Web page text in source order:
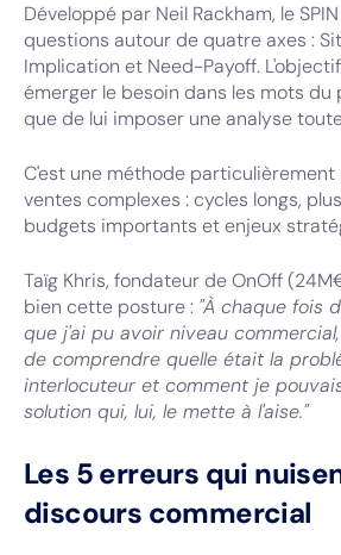
Développé par Neil Rackham, le
questions autour de quatre axes :
Implication et Need-Payoff.
émerger le besoin dans les mots
que de lui imposer une analyse
C'est une méthode
ventes complexes : cycles longs,
budgets importants et enjeux
Taïg Khris, fondateur de OnOff
bien cette posture : "À chaque fois
que j'ai pu avoir niveau
de comprendre quelle était la
interlocuteur et comment je
solution qui, lui, le mette à l'aise."
Les 5 erreurs qui
discours commercial